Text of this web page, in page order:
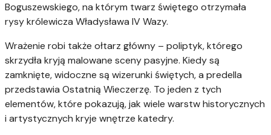
Boguszewskiego, na którym twarz świętego otrzymała
rysy królewicza Władysława IV Wazy.
Wrażenie robi także ołtarz główny – poliptyk, którego
skrzydła kryją malowane sceny pasyjne. Kiedy są
zamknięte, widoczne są wizerunki świętych, a predella
przedstawia Ostatnią Wieczerzę. To jeden z tych
elementów, które pokazują, jak wiele warstw historycznych
i artystycznych kryje wnętrze katedry.